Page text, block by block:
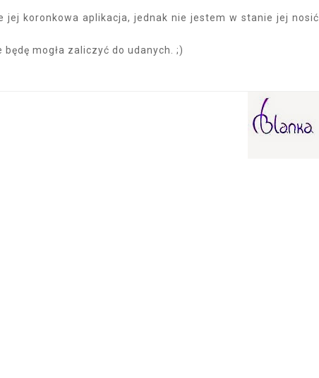
jej koronkowa aplikacja, jednak nie jestem w stanie jej nosić
mogła zaliczyć do udanych. ;)